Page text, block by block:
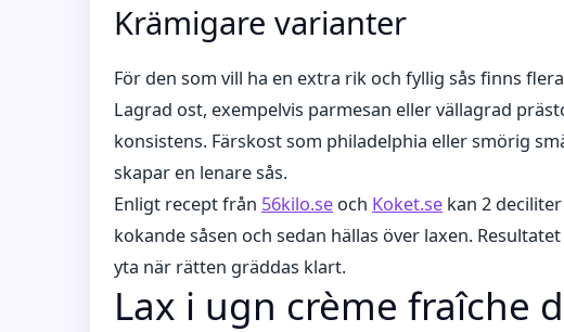
Krämigare varianter
För den som vill ha en extra rik och fyllig sås finns
Lagrad ost, exempelvis parmesan eller vällagrad
konsistens. Färskost som philadelphia eller smörig
skapar en lenare sås.
Enligt recept från 56kilo.se och Koket.se kan 2
kokande såsen och sedan hällas över laxen.
yta när rätten gräddas klart.
Lax i ugn crème fraîche